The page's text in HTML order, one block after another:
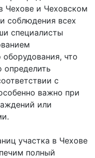
Чехове и Чеховском
соблюдения всех
специалисты
оборудования, что
определить
с
важно при
или
участка в Чехове
полный